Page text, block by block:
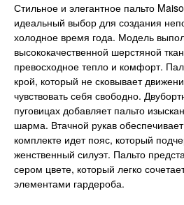
Стильное и элегантное пальто
идеальный выбор для создания
холодное время года. Модель
высококачественной шерстяной
превосходное тепло и комфорт.
крой, который не сковывает
чувствовать себя свободно.
пуговицах добавляет пальто
шарма. Втачной рукав
комплекте идет пояс, который
женственный силуэт. Пальто
сером цвете, который легко
элементами гардероба.